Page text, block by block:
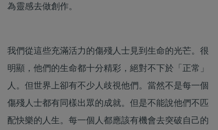
為靈感去做創作。
我們從這些充滿活力的傷殘人士見到生命的光芒。很
明顯，他們的生命都十分精彩，絕對不下於「正常」
人。但世界上卻有不少人歧視他們。當然不是每一個
傷殘人士都有同樣出眾的成就。但是不能說他們不匹
配快樂的人生。每一個人都應該有機會去突破自己的